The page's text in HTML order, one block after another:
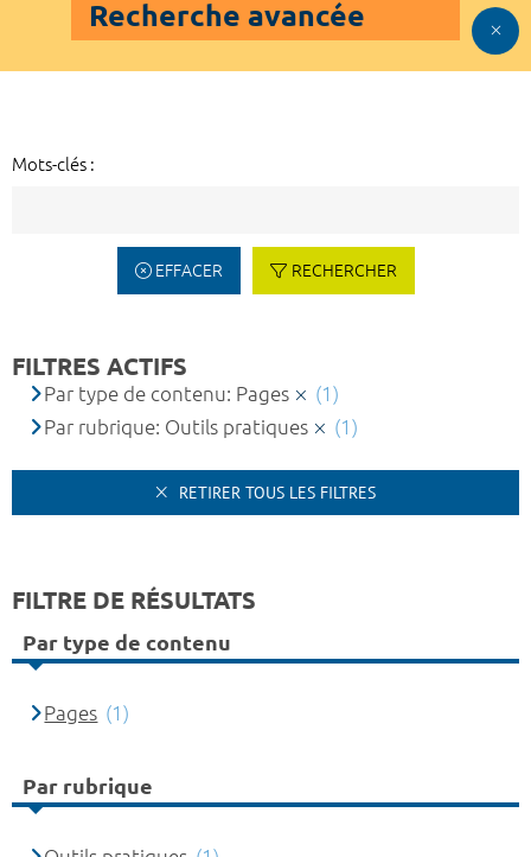
Recherche avancée
Mots-clés :
EFFACER RECHERCHER
FILTRES ACTIFS
Par type de contenu: Pages
(1)
Par rubrique: Outils pratiques
(1)
RETIRER TOUS LES FILTRES
FILTRE DE RÉSULTATS
Par type de contenu
Pages (1)
Par rubrique